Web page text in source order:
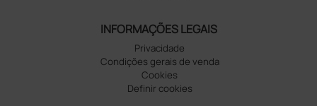
INFORMAÇÕES LEGAIS
Privacidade
Condições gerais de venda
Cookies
Definir cookies